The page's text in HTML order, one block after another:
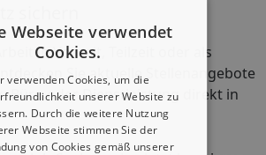
sichern
in Vollzeit, Teilzeit oder als
Sie aktuelle Stellenangebote
Büro oder Dienstleistung direkt in
Webseite verwendet
Cookies.
verwenden Cookies, um die
unserer Website zu
Durch die weitere Nutzung
Webseite stimmen Sie der
von Cookies gemäß unserer